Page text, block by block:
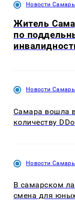
Новости
Житель
по
Новости
Самара вошла
количеству
Новости
В самарском
смена для